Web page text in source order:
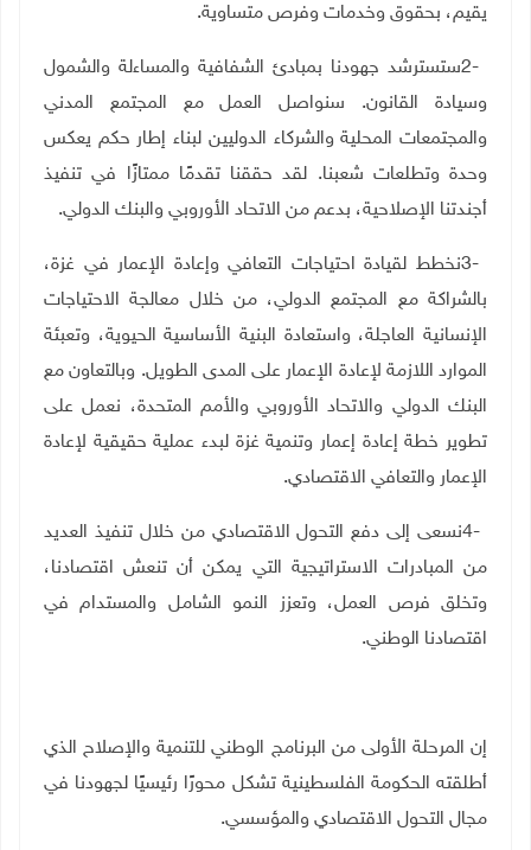
يقيم، بحقوق وخدمات وفرص متساوية.
2-ستسترشد جهودنا بمبادئ الشفافية والمساءلة والشمول
وسيادة القانون. سنواصل العمل مع المجتمع المدني
والمجتمعات المحلية والشركاء الدوليين لبناء إطار حكم يعكس
وحدة وتطلعات شعبنا. لقد حققنا تقدمًا ممتازًا في تنفيذ
أجندتنا الإصلاحية، بدعم من الاتحاد الأوروبي والبنك الدولي.
3-نخطط لقيادة احتياجات التعافي وإعادة الإعمار في غزة،
بالشراكة مع المجتمع الدولي، من خلال معالجة الاحتياجات
الإنسانية العاجلة، واستعادة البنية الأساسية الحيوية، وتعبئة
الموارد اللازمة لإعادة الإعمار على المدى الطويل. وبالتعاون مع
البنك الدولي والاتحاد الأوروبي والأمم المتحدة، نعمل على
تطوير خطة إعادة إعمار وتنمية غزة لبدء عملية حقيقية لإعادة
الإعمار والتعافي الاقتصادي.
4-نسعى إلى دفع التحول الاقتصادي من خلال تنفيذ العديد
من المبادرات الاستراتيجية التي يمكن أن تنعش اقتصادنا،
وتخلق فرص العمل، وتعزز النمو الشامل والمستدام في
اقتصادنا الوطني.
إن المرحلة الأولى من البرنامج الوطني للتنمية والإصلاح الذي
أطلقته الحكومة الفلسطينية تشكل محورًا رئيسيًا لجهودنا في
مجال التحول الاقتصادي والمؤسسي.